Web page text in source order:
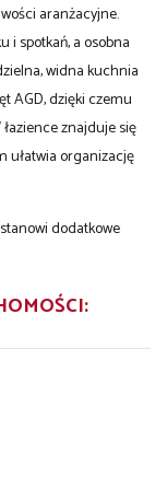
aranżacyjne.
i spotkań, a osobna
widna kuchnia
AGD, dzięki czemu
znajduje się
ułatwia organizację
dodatkowe